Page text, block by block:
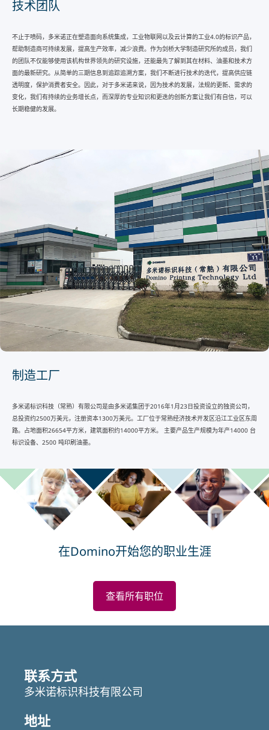
技术团队
不止于喷码，多米诺正在塑造面向系统集成，工业物联网以及云计算的工业4.0的标识产品，
帮助制造商可持续发展，提高生产效率，减少浪费。作为剑桥大学制造研究所的成员，我们
的团队不仅能够使用该机构世界领先的研究设施，还能最先了解到其在材料、油墨和技术方
面的最新研究。从简单的三期信息到追踪追溯方案，我们不断进行技术的迭代，提高供应链
透明度，保护消费者安全。因此，对于多米诺来说，因为技术的发展，法规的更新、需求的
变化，我们有持续的业务增长点，而深厚的专业知识和更迭的创新方案让我们有自信，可以
长期稳健的发展。
制造工厂
多米诺标识科技（常熟）有限公司是由多米诺集团于2016年1月23日投资设立的独资公司，
总投资约2500万美元，注册资本1300万美元。工厂位于常熟经济技术开发区沿江工业区东周
路。占地面积26654平方米，建筑面积约14000平方米。 主要产品生产规模为年产14000 台
标识设备、2500 吨印刷油墨。
在Domino开始您的职业生涯
查看所有职位
联系方式
多米诺标识科技有限公司
地址